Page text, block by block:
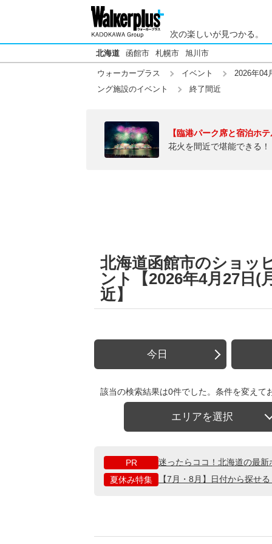
次の楽しいが見つかる。
北海道 函館市 札幌市 旭川市
ウォーカープラス イベント
2026年04
ング施設のイベント
終了間近
【臨港パーク席と宿泊ホ
花火を間近で堪能できる
北海道函館市のショッ
ント【2026年4月27日(
近】
今日
該当の検索結果は0件でした。条件を変えて
エリアを選択
PR
迷ったらココ！北海道の最
夏休み特集
【7月・8月】日付から探せ